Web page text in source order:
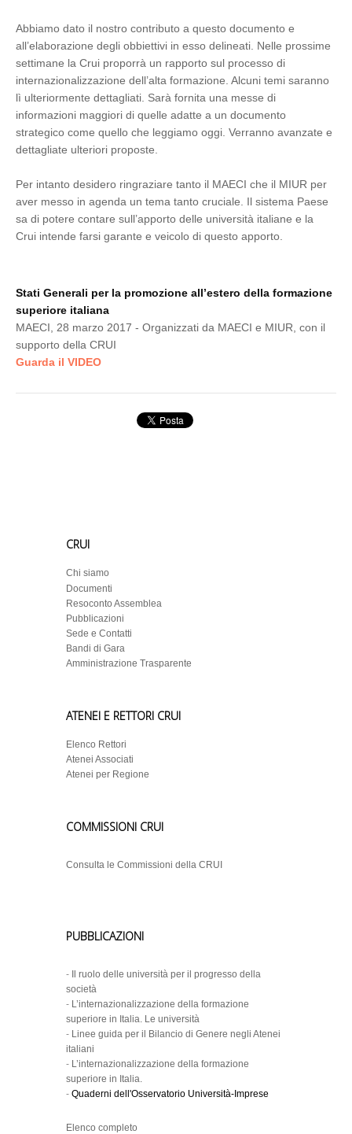
Abbiamo dato il nostro contributo a questo documento e
all’elaborazione degli obbiettivi in esso delineati. Nelle prossime
settimane la Crui proporrà un rapporto sul processo di
internazionalizzazione dell’alta formazione. Alcuni temi saranno
lì ulteriormente dettagliati. Sarà fornita una messe di
informazioni maggiori di quelle adatte a un documento
strategico come quello che leggiamo oggi. Verranno avanzate e
dettagliate ulteriori proposte.
Per intanto desidero ringraziare tanto il MAECI che il MIUR per
aver messo in agenda un tema tanto cruciale. Il sistema Paese
sa di potere contare sull’apporto delle università italiane e la
Crui intende farsi garante e veicolo di questo apporto.
Stati Generali per la promozione all’estero della formazione
superiore italiana
MAECI, 28 marzo 2017 - Organizzati da MAECI e MIUR, con il
supporto della CRUI
Guarda il VIDEO
CRUI
Chi siamo
Documenti
Resoconto Assemblea
Pubblicazioni
Sede e Contatti
Bandi di Gara
Amministrazione Trasparente
ATENEI E RETTORI CRUI
Elenco Rettori
Atenei Associati
Atenei per Regione
COMMISSIONI CRUI
Consulta le Commissioni della CRUI
PUBBLICAZIONI
-
Il ruolo delle università per il progresso della
società
- L’internazionalizzazione della formazione
superiore in Italia. Le università
- Linee guida per il Bilancio di Genere negli Atenei
italiani
- L’internazionalizzazione della formazione
superiore in Italia.
- Quaderni dell'Osservatorio Università-Imprese
Elenco completo